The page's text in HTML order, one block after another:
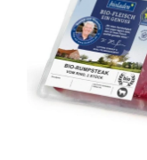
Veggie & Vegan
Backwaren
Trockensortiment